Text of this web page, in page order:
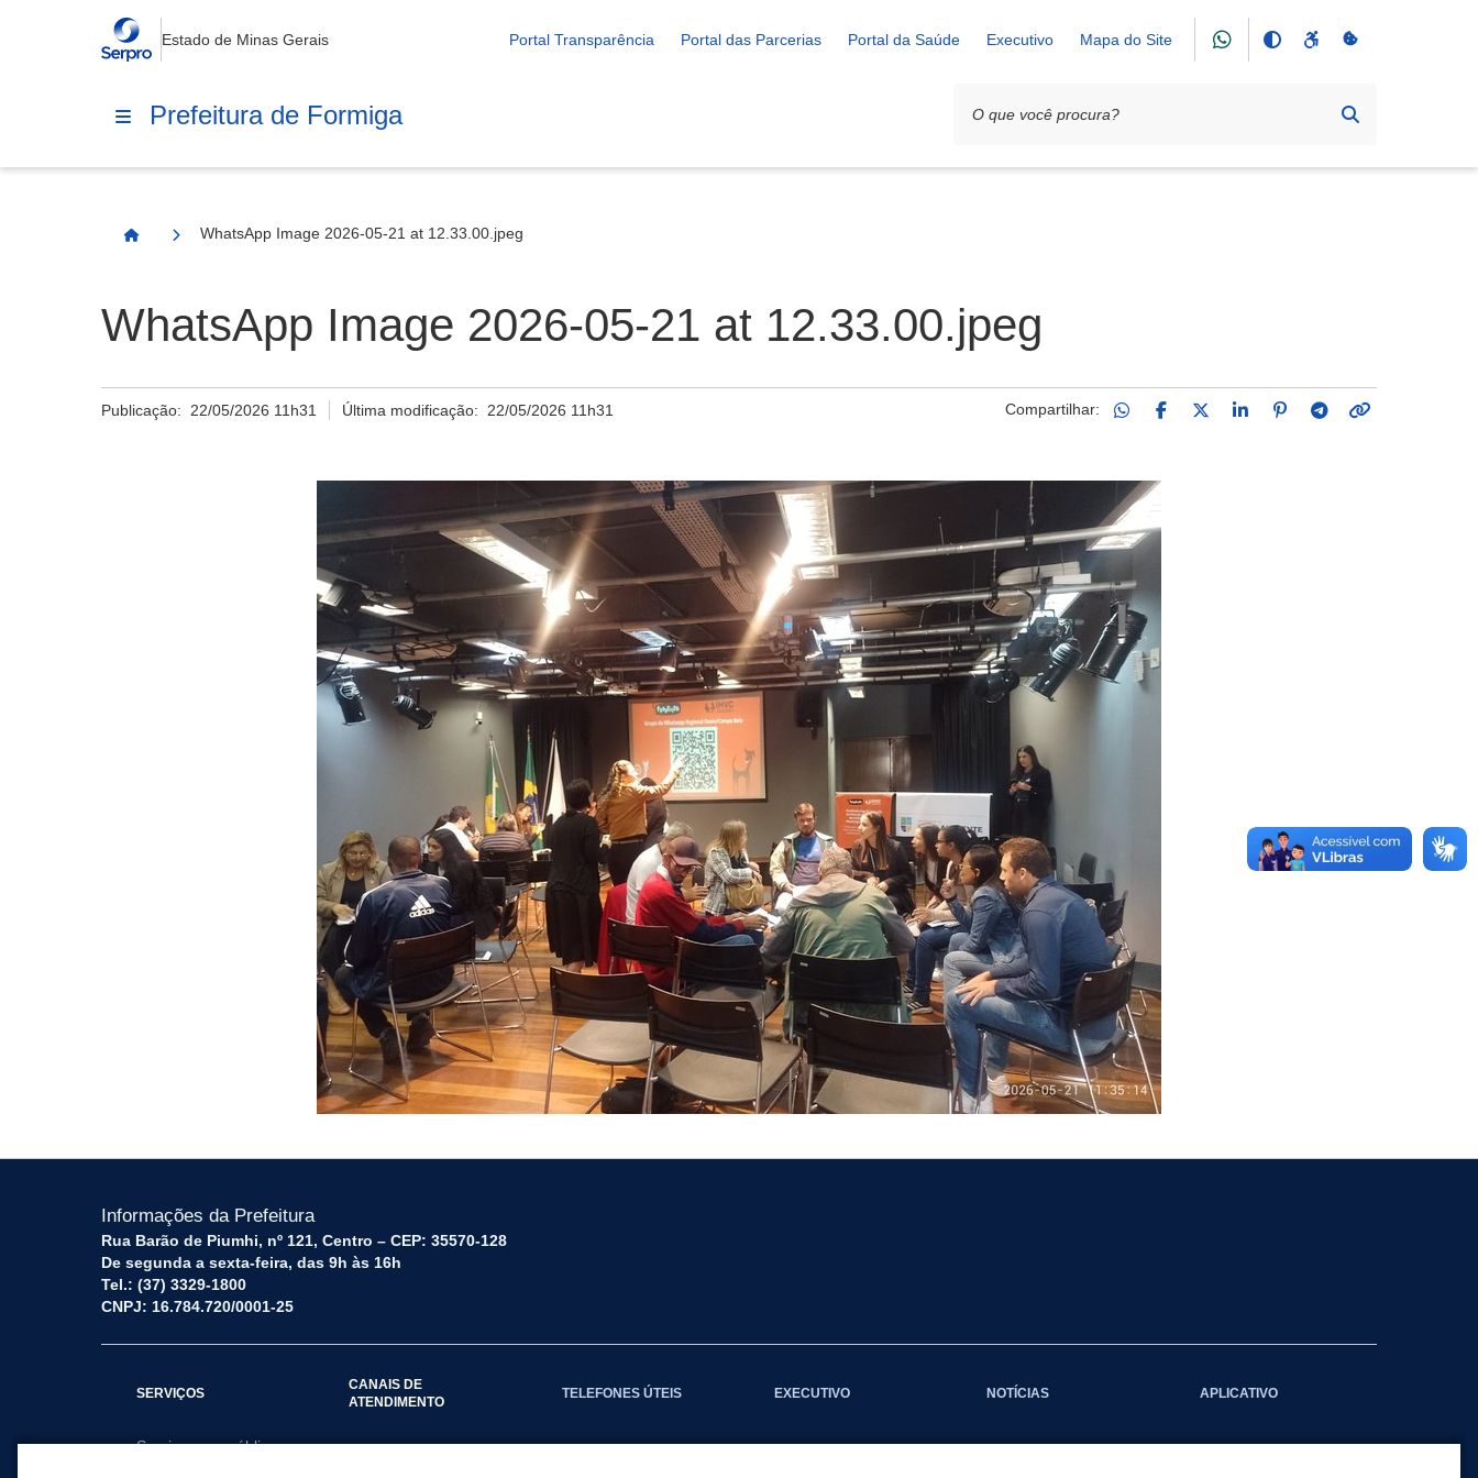
Estado de Minas Gerais Portal Transparência Portal das Parcerias Portal da Saúde Executivo Mapa do Site
Prefeitura de Formiga
Página Inicial
WhatsApp Image 2026-05-21 at 12.33.00.jpeg
WhatsApp Image 2026-05-21 at 12.33.00.jpeg
Publicação: 22/05/2026 11h31 Última modificação: 22/05/2026 11h31 Compartilhar:
Informações da Prefeitura
Rua Barão de Piumhi, nº 121, Centro – CEP: 35570-128
De segunda a sexta-feira, das 9h às 16h
Tel.: (37) 3329-1800
CNPJ: 16.784.720/0001-25
SERVIÇOS
Serviços por público
CANAIS DE
ATENDIMENTO
TELEFONES ÚTEIS EXECUTIVO NOTÍCIAS APLICATIVO